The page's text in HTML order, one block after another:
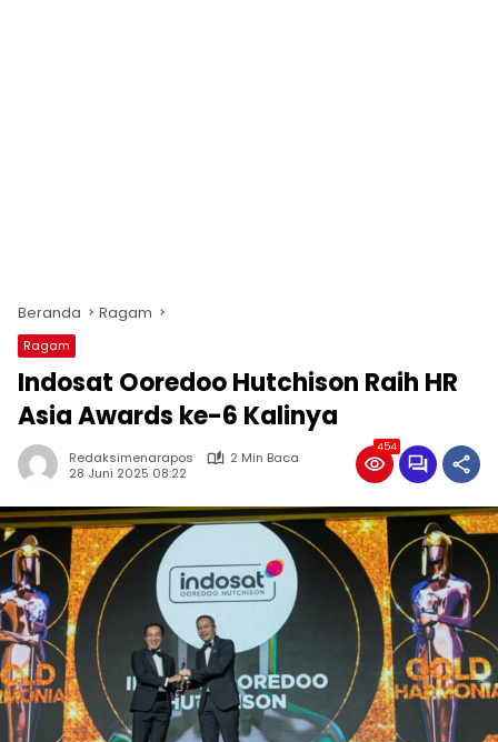
Beranda Ragam
Ragam
Indosat Ooredoo Hutchison Raih HR
Asia Awards ke-6 Kalinya
Redaksimenarapos
2 Min Baca
28 Juni 2025 08:22
454